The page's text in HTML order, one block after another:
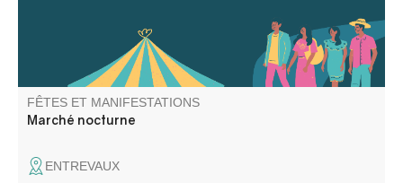
FÊTES ET MANIFESTATIONS
Marché nocturne
ENTREVAUX